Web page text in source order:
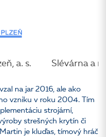
a. s. Slévárna a
na jar 2016, ale ako
vzniku v roku 2004. Tím
strojární,
strešných krytín či
je kluďas, tímový hráč